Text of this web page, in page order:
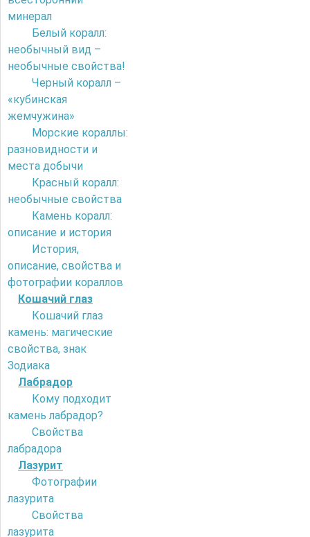
минерал
Белый коралл:
необычный вид –
необычные свойства!
Черный коралл –
«кубинская
жемчужина»
Морские кораллы:
разновидности и
места добычи
Красный коралл:
необычные свойства
Камень коралл:
описание и история
История,
описание, свойства и
фотографии кораллов
Кошачий глаз
Кошачий глаз
камень: магические
свойства, знак
Зодиака
Лабрадор
Кому подходит
камень лабрадор?
Свойства
лабрадора
Лазурит
Фотографии
лазурита
Свойства
лазурита